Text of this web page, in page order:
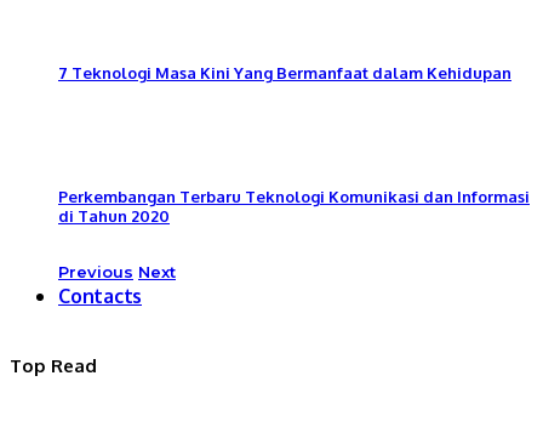
7 Teknologi Masa Kini Yang Bermanfaat dalam Kehidupan
Perkembangan Terbaru Teknologi Komunikasi dan Informasi
di Tahun 2020
Previous Next
Contacts
Top Read